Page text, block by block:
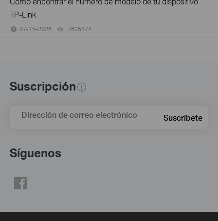
TP-Link
07-15-2026 7625174
Suscripción
Dirección de correo electrónico Suscríbete
Síguenos